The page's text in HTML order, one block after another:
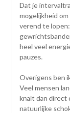
Dat je
mogelijkheid
verend te
heel veel
pauzes.
Overigens ben
Veel mensen
knalt dan direct
natuurlijke